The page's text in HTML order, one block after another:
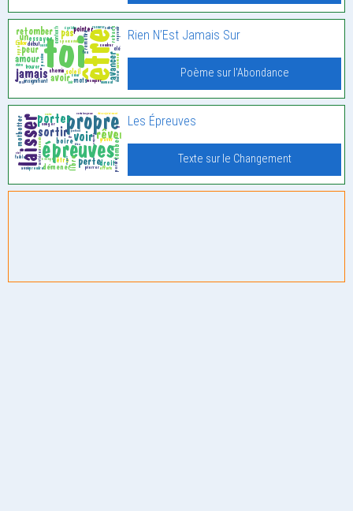
Rien N’Est Jamais Sur
Poème sur l'Abondance
Les Épreuves
Texte sur le Changement